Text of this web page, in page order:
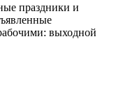
праздники и
выходной